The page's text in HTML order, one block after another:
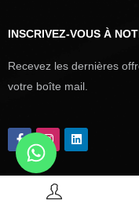
INSCRIVEZ-VOUS À
Recevez les dernières
votre boîte mail.